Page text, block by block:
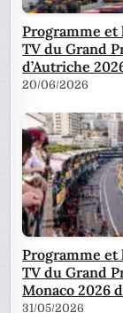
Programme et
TV du Grand
d’Autriche
20/06/2026
Programme et
TV du Grand
Monaco 2026
31/05/2026